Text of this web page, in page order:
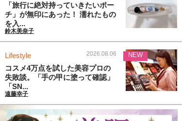
「旅行に絶対持っていきたいポー
チ」が無印にあった！ 濡れたもの
を入...
鈴木美奈子
Lifestyle 2026.08.06
コスメ4万点を試した美容プロの
失敗談。「手の甲に塗って確認」
「SN...
遠藤幸子
NEW